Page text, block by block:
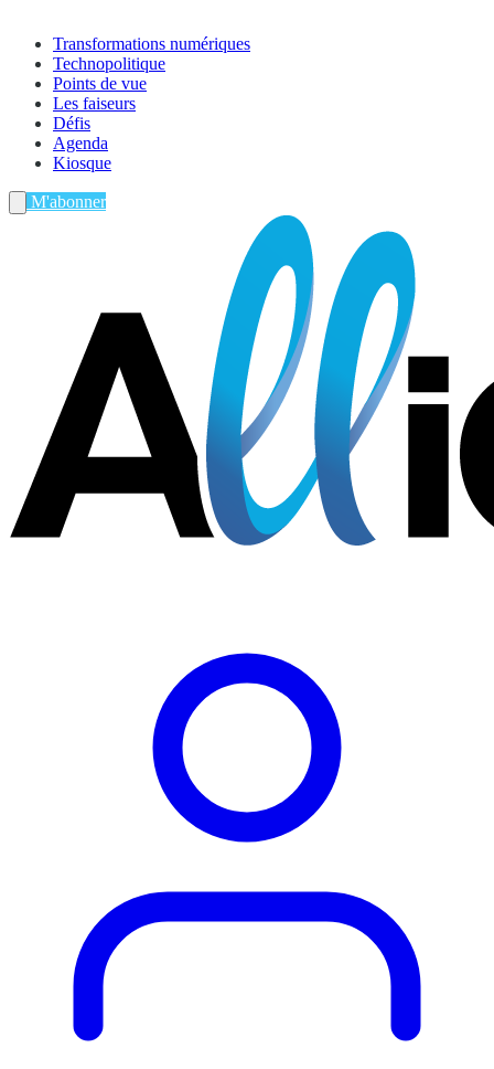
Transformations numériques
Technopolitique
Points de vue
Les faiseurs
Défis
Agenda
Kiosque
M'abonner